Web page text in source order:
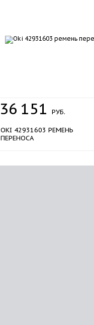
36 151 РУБ.
OKI 42931603 РЕМЕНЬ
ПЕРЕНОСА